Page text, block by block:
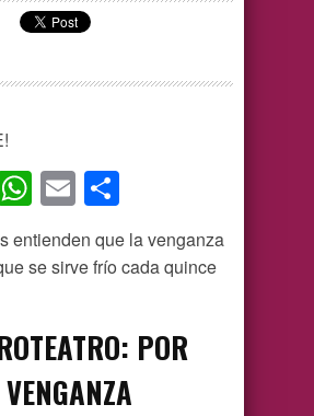
WhatsApp
Email
entienden que la venganza
se sirve frío cada quince
POR
VENGANZA